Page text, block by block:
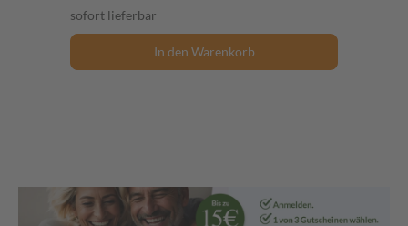
sofort lieferbar
In den Warenkorb